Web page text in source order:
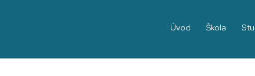
Úvod Škola